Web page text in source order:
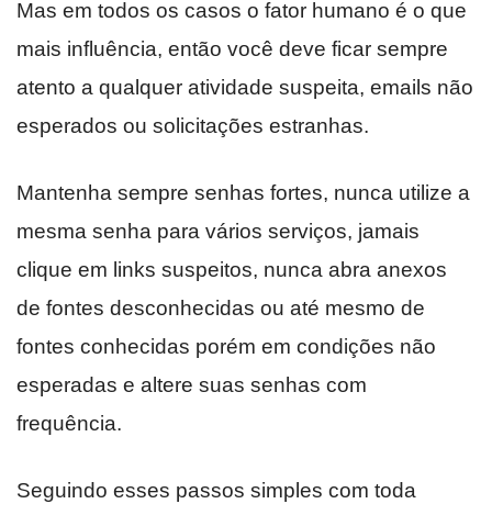
Mas em todos os casos o fator humano é o que
mais influência, então você deve ficar sempre
atento a qualquer atividade suspeita, emails não
esperados ou solicitações estranhas.
Mantenha sempre senhas fortes, nunca utilize a
mesma senha para vários serviços, jamais
clique em links suspeitos, nunca abra anexos
de fontes desconhecidas ou até mesmo de
fontes conhecidas porém em condições não
esperadas e altere suas senhas com
frequência.
Seguindo esses passos simples com toda